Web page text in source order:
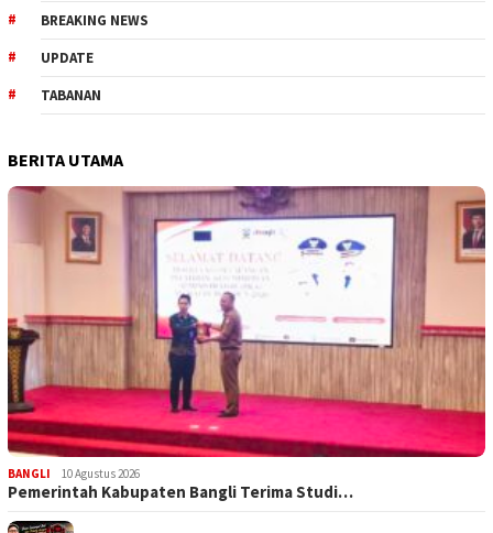
BREAKING NEWS
UPDATE
TABANAN
BERITA UTAMA
BANGLI 10 Agustus 2026
Pemerintah Kabupaten Bangli Terima Studi…